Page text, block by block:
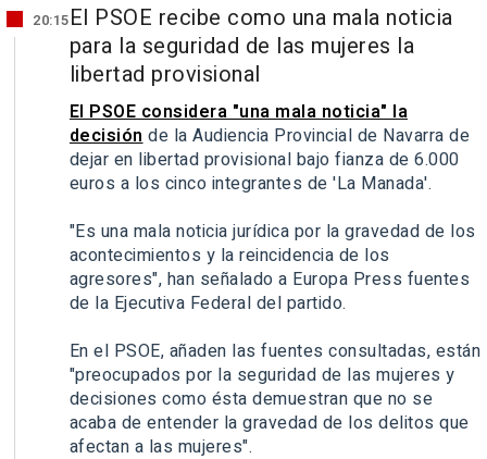
20:15El PSOE recibe como una mala noticia
para la seguridad de las mujeres la
libertad provisional
El PSOE considera "una mala noticia" la
decisión de la Audiencia Provincial de Navarra de
dejar en libertad provisional bajo fianza de 6.000
euros a los cinco integrantes de 'La Manada'.
"Es una mala noticia jurídica por la gravedad de los
acontecimientos y la reincidencia de los
agresores", han señalado a Europa Press fuentes
de la Ejecutiva Federal del partido.
En el PSOE, añaden las fuentes consultadas, están
"preocupados por la seguridad de las mujeres y
decisiones como ésta demuestran que no se
acaba de entender la gravedad de los delitos que
afectan a las mujeres".